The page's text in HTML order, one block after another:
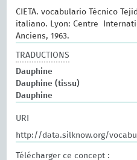
CIETA. vocabulario Técnico
italiano. Lyon: Centre
Anciens, 1963.
TRADUCTIONS
Dauphine
Dauphine (tissu)
Dauphine
URI
http://data.silknow.org/
Télécharger ce concept :